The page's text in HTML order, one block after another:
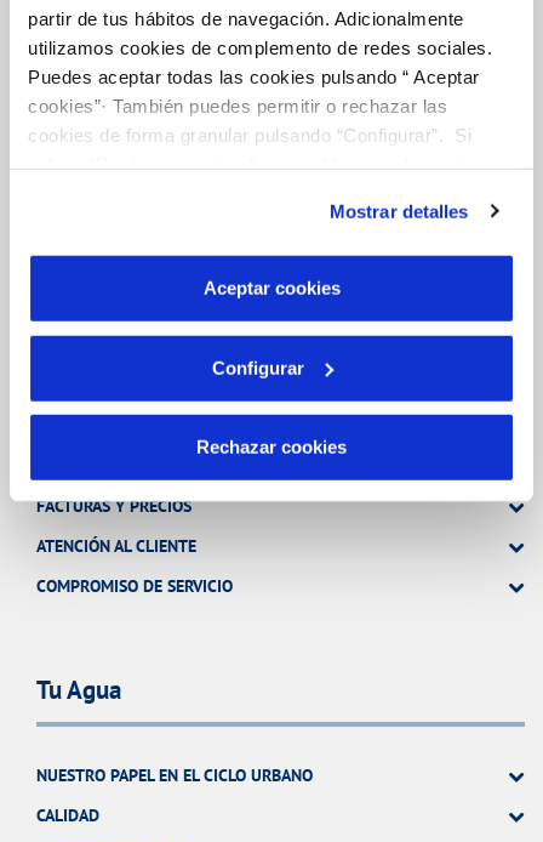
partir de tus hábitos de navegación. Adicionalmente
utilizamos cookies de complemento de redes sociales.
Puedes aceptar todas las cookies pulsando “ Aceptar
cookies”· También puedes permitir o rechazar las
cookies de forma granular pulsando “Configurar”. Si
son indispensables para que el sitio web funcione y que
por tanto no se pueden desactivar. Puedes consultar
más información en nuestraPolítica de Cookies
Mostrar detalles
Aceptar cookies
Configurar
Rechazar cookies
FACTURAS, PAGOS Y CONSUMOS
CONTRATOS
TODAS LAS GESTIONES
Tu Servicio
FACTURAS Y PRECIOS
ATENCIÓN AL CLIENTE
COMPROMISO DE SERVICIO
Tu Agua
NUESTRO PAPEL EN EL CICLO URBANO
CALIDAD